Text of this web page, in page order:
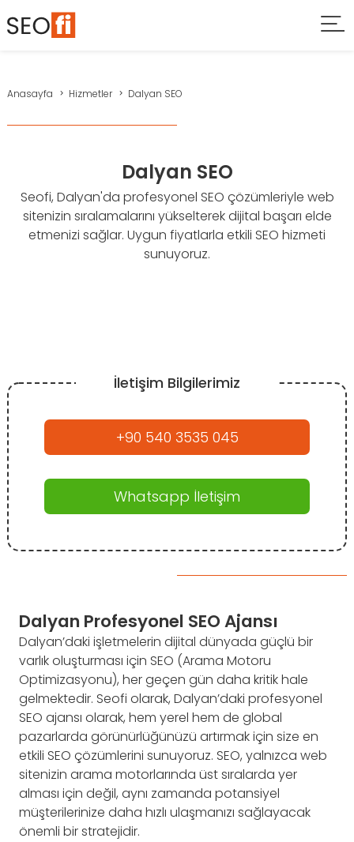
Anasayfa Hizmetler Dalyan SEO
Dalyan SEO
Seofi, Dalyan'da profesyonel SEO çözümleriyle web
sitenizin sıralamalarını yükselterek dijital başarı elde
etmenizi sağlar. Uygun fiyatlarla etkili SEO hizmeti
sunuyoruz.
İletişim Bilgilerimiz
+90 540 3535 045
Whatsapp İletişim
Dalyan Profesyonel SEO Ajansı
Dalyan’daki işletmelerin dijital dünyada güçlü bir
varlık oluşturması için SEO (Arama Motoru
Optimizasyonu), her geçen gün daha kritik hale
gelmektedir. Seofi olarak, Dalyan’daki profesyonel
SEO ajansı olarak, hem yerel hem de global
pazarlarda görünürlüğünüzü artırmak için size en
etkili SEO çözümlerini sunuyoruz. SEO, yalnızca web
sitenizin arama motorlarında üst sıralarda yer
alması için değil, aynı zamanda potansiyel
müşterilerinize daha hızlı ulaşmanızı sağlayacak
önemli bir stratejidir.